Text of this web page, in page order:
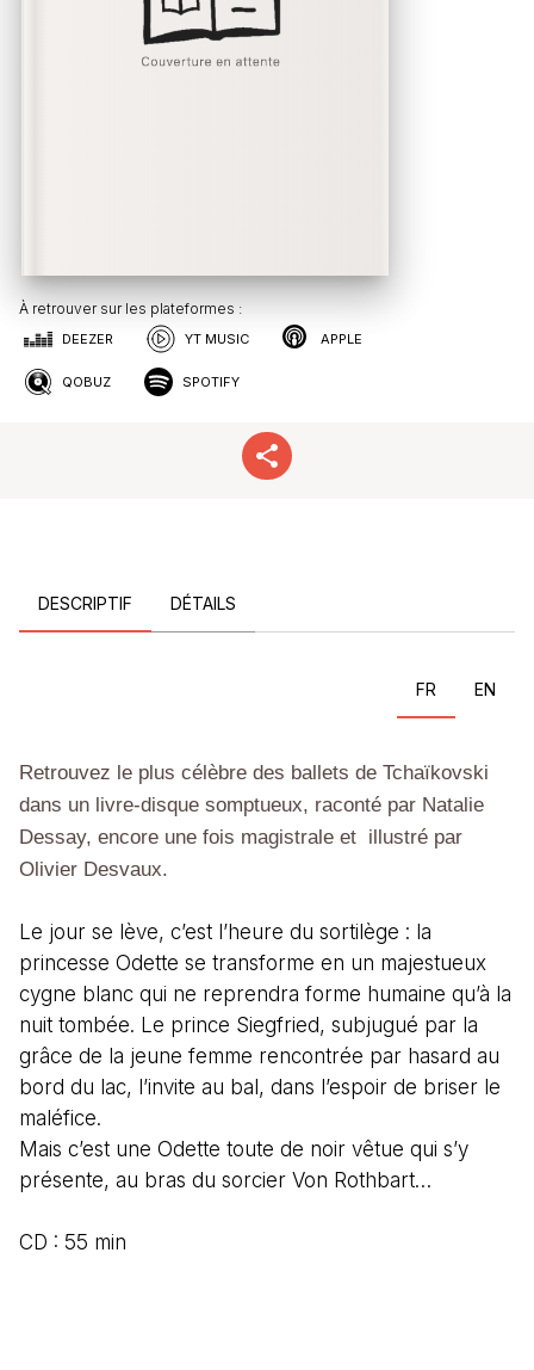
À retrouver sur les plateformes :
DEEZER YT MUSIC APPLE
QOBUZ SPOTIFY
DESCRIPTIF DÉTAILS
FR EN
Retrouvez le plus célèbre des ballets de Tchaïkovski
dans un livre-disque somptueux, raconté par Natalie
Dessay, encore une fois magistrale et illustré par
Olivier Desvaux.
Le jour se lève, c’est l’heure du sortilège : la
princesse Odette se transforme en un majestueux
cygne blanc qui ne reprendra forme humaine qu’à la
nuit tombée. Le prince Siegfried, subjugué par la
grâce de la jeune femme rencontrée par hasard au
bord du lac, l’invite au bal, dans l’espoir de briser le
maléfice.
Mais c’est une Odette toute de noir vêtue qui s’y
présente, au bras du sorcier Von Rothbart…
CD : 55 min